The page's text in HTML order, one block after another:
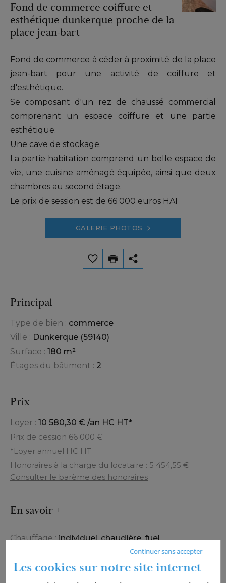
Fond de commerce coiffure et
esthétique dunkerque proche de la
place jean-bart
Fond de commerce à céder à proximité de la place
jean-bart pour une activité de coiffure et
d'esthétique.
Se composant d'un rez de chaussé commercial
comprenant un espace coiffure et une partie
esthétique.
Une cave de stockage.
La partie habitation comprend un belle espace de
vie, une cuisine aménagé équipée, ainsi que deux
chambres au second étage.
Le prix de session est de 66 000 euros HAI
GALERIE PHOTOS
Principal
Type de bien : commerce
Ville : Dunkerque (59140)
Surface : 180 m²
Étages du bâtiment : 2
En savoir +
Chauffage : individuel,chaudière,fuel
Prix
Loyer : 10 580,30 € /an HC HT*
Prix de cession 66 000 €
*Loyer annuel HC HT
Honoraires à la charge du locataire : 5 454,55 €
Consulter le barème des honoraires
Continuer sans accepter
Les cookies sur notre site internet